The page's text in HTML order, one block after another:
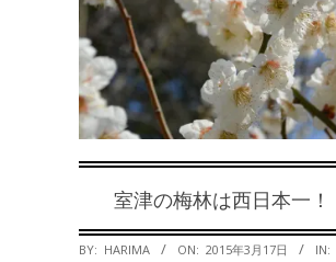
室津の梅林は西日本一！
2015-
BY: HARIMA ON: 2015年3月17日 IN: